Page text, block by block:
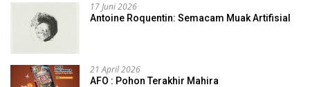
17 Juni 2026
Antoine Roquentin: Semacam Muak Artifisial
21 April 2026
AFO : Pohon Terakhir Mahira